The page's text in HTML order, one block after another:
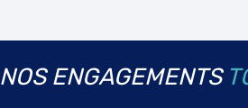
NOS ENGAGEMENTS